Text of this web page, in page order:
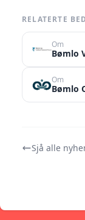
RELATERTE
Om
Bømlo
Om
Bømlo
Sjå alle